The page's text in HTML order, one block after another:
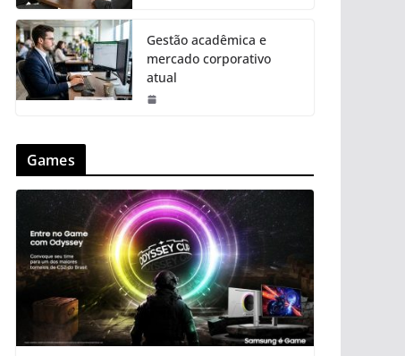
Gestão acadêmica e
mercado corporativo
atual
Games